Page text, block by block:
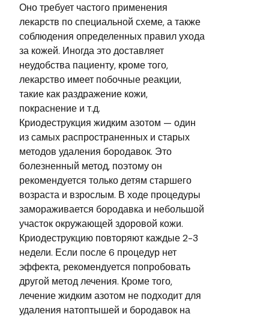
Оно требует частого применения
лекарств по специальной схеме, а также
соблюдения определенных правил ухода
за кожей. Иногда это доставляет
неудобства пациенту, кроме того,
лекарство имеет побочные реакции,
такие как раздражение кожи,
покраснение и т.д.
Криодеструкция жидким азотом — один
из самых распространенных и старых
методов удаления бородавок. Это
болезненный метод, поэтому он
рекомендуется только детям старшего
возраста и взрослым. В ходе процедуры
замораживается бородавка и небольшой
участок окружающей здоровой кожи.
Криодеструкцию повторяют каждые 2-3
недели. Если после 6 процедур нет
эффекта, рекомендуется попробовать
другой метод лечения. Кроме того,
лечение жидким азотом не подходит для
удаления натоптышей и бородавок на